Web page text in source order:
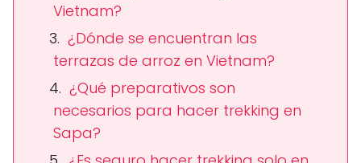
Vietnam?
¿Dónde se encuentran las
terrazas de arroz en Vietnam?
¿Qué preparativos son
necesarios para hacer trekking en
Sapa?